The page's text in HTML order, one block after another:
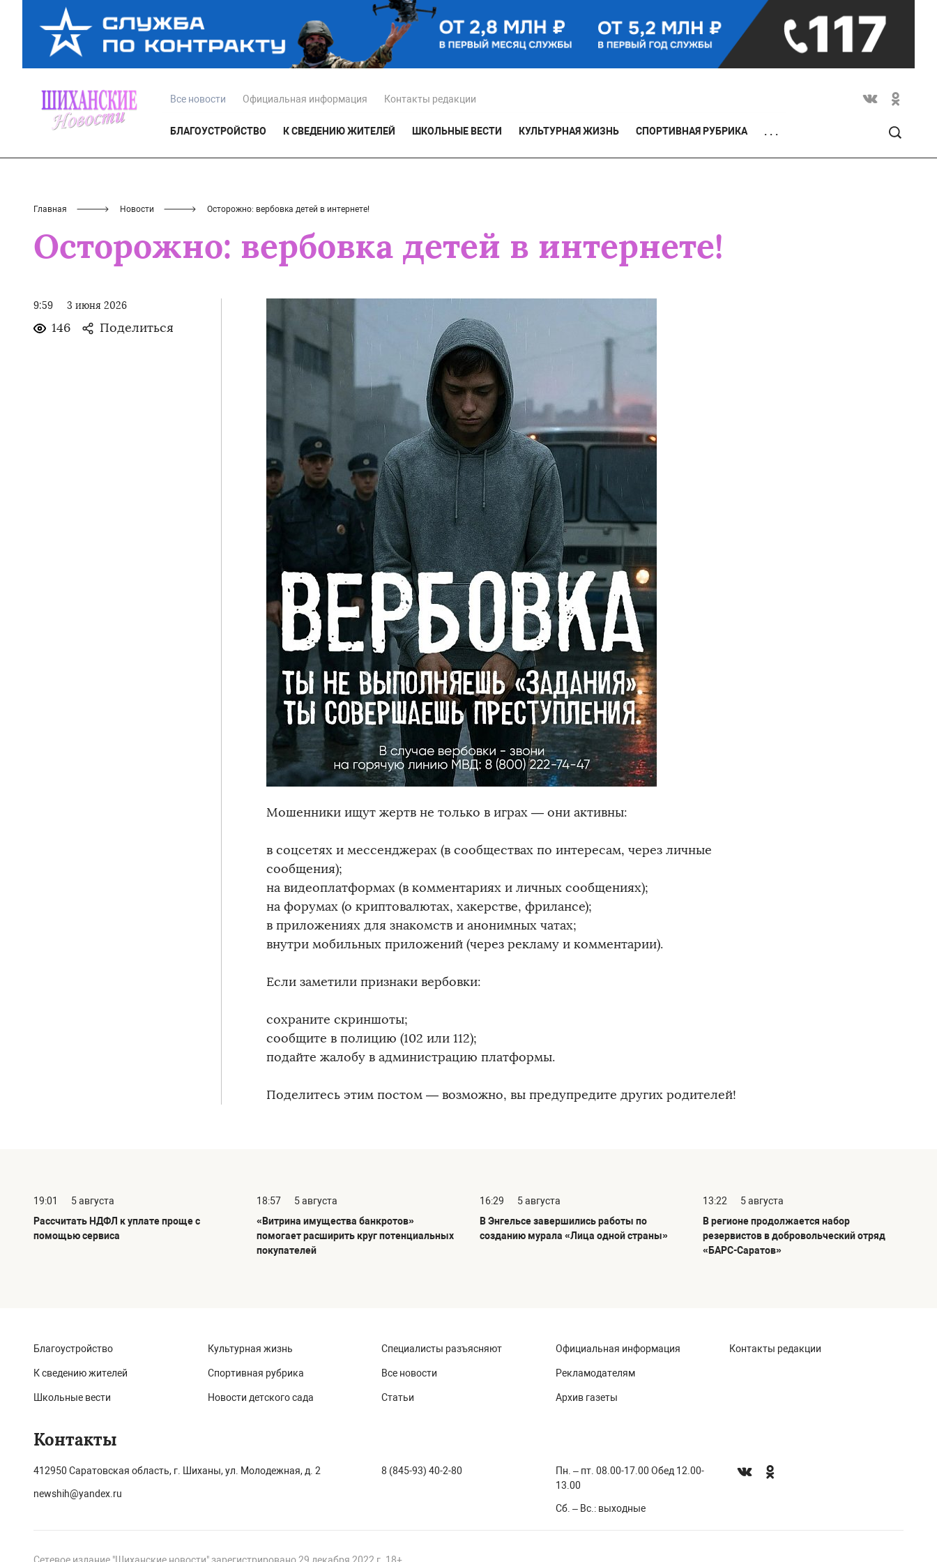
Все новости Официальная информация Контакты редакции
БЛАГОУСТРОЙСТВО К СВЕДЕНИЮ ЖИТЕЛЕЙ ШКОЛЬНЫЕ ВЕСТИ КУЛЬТУРНАЯ ЖИЗНЬ СПОРТИВНАЯ РУБРИКА . . .
Главная Новости Осторожно: вербовка детей в интернете!
Осторожно: вербовка детей в интернете!
9:59 3 июня 2026
146 Поделиться
Мошенники ищут жертв не только в играх — они активны:
в соцсетях и мессенджерах (в сообществах по интересам, через личные
сообщения);
на видеоплатформах (в комментариях и личных сообщениях);
на форумах (о криптовалютах, хакерстве, фрилансе);
в приложениях для знакомств и анонимных чатах;
внутри мобильных приложений (через рекламу и комментарии).
Если заметили признаки вербовки:
сохраните скриншоты;
сообщите в полицию (102 или 112);
подайте жалобу в администрацию платформы.
Поделитесь этим постом — возможно, вы предупредите других родителей!
19:01
5 августа
Рассчитать НДФЛ к уплате проще с
помощью сервиса
18:57
5 августа
«Витрина имущества банкротов»
помогает расширить круг потенциальных
покупателей
16:29
5 августа
В Энгельсе завершились работы по
созданию мурала «Лица одной страны»
13:22
5 августа
В регионе продолжается набор
резервистов в добровольческий отряд
«БАРС-Саратов»
Благоустройство
К сведению жителей
Школьные вести
Культурная жизнь
Спортивная рубрика
Новости детского сада
Специалисты разъясняют
Все новости
Статьи
Официальная информация
Рекламодателям
Архив газеты
Контакты редакции
Контакты
412950 Саратовская область, г. Шиханы, ул. Молодежная, д. 2
newshih@yandex.ru
8 (845-93) 40-2-80
Пн. – пт. 08.00-17.00 Обед 12.00-
13.00
Сб. – Вс.: выходные